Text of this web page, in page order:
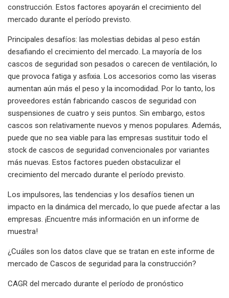
construcción. Estos factores apoyarán el crecimiento del
mercado durante el período previsto.
Principales desafíos: las molestias debidas al peso están
desafiando el crecimiento del mercado. La mayoría de los
cascos de seguridad son pesados ​​o carecen de ventilación, lo
que provoca fatiga y asfixia. Los accesorios como las viseras
aumentan aún más el peso y la incomodidad. Por lo tanto, los
proveedores están fabricando cascos de seguridad con
suspensiones de cuatro y seis puntos. Sin embargo, estos
cascos son relativamente nuevos y menos populares. Además,
puede que no sea viable para las empresas sustituir todo el
stock de cascos de seguridad convencionales por variantes
más nuevas. Estos factores pueden obstaculizar el
crecimiento del mercado durante el período previsto.
Los impulsores, las tendencias y los desafíos tienen un
impacto en la dinámica del mercado, lo que puede afectar a las
empresas. ¡Encuentre más información en un informe de
muestra!
¿Cuáles son los datos clave que se tratan en este informe de
mercado de Cascos de seguridad para la construcción?
CAGR del mercado durante el período de pronóstico